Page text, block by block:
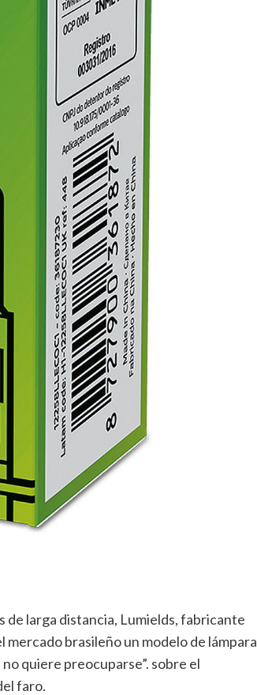
de larga distancia, Lumields, fabricante
mercado brasileño un modelo de lámpara
quiere preocuparse”. sobre el
faro.